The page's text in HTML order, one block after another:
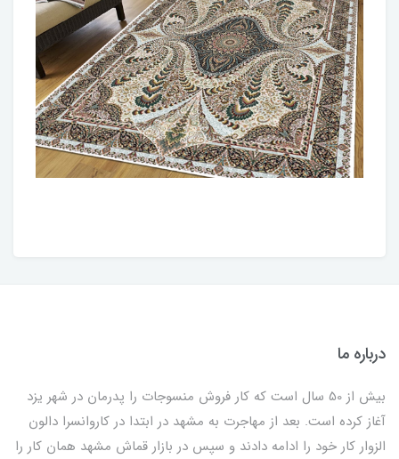
درباره ما
بیش از 50 سال است که کار فروش منسوجات را پدرمان در شهر یزد
آغاز کرده است. بعد از مهاجرت به مشهد در ابتدا در کاروانسرا دالون
الزوار کار خود را ادامه دادند و سپس در بازار قماش مشهد همان کار را